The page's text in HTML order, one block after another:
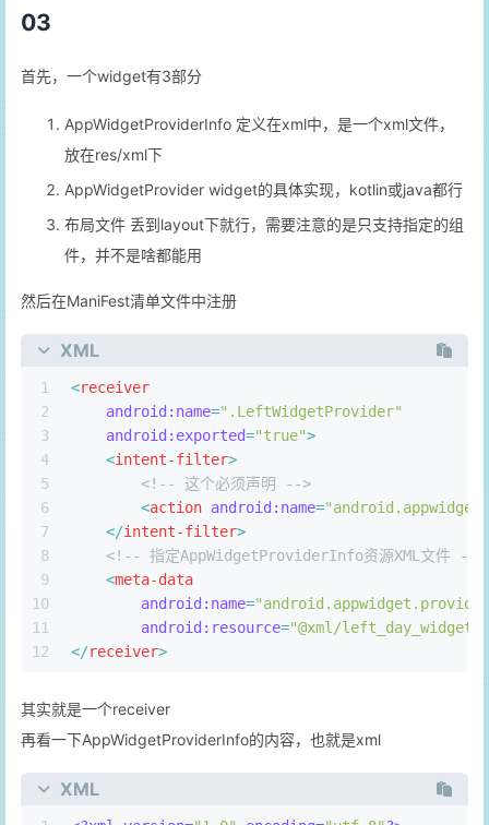
03
首先，一个widget有3部分
AppWidgetProviderInfo 定义在xml中，是一个xml文件，
放在res/xml下
AppWidgetProvider widget的具体实现，kotlin或java都行
布局文件 丢到layout下就行，需要注意的是只支持指定的组
件，并不是啥都能用
然后在ManiFest清单文件中注册
XML
1
2
3
4
5
6
7
8
9
10
11
12
<receiver
android:name=".LeftWidgetProvider"
android:exported="true">
<intent-filter>
<!-- 这个必须声明 -->
<action android:name=
</intent-filter>
<!-- 指定AppWidgetProviderInfo资源XML文件 -->
<meta-data
android:name=
android:resource="@xml/
</receiver>
其实就是一个receiver
再看一下AppWidgetProviderInfo的内容，也就是xml
XML